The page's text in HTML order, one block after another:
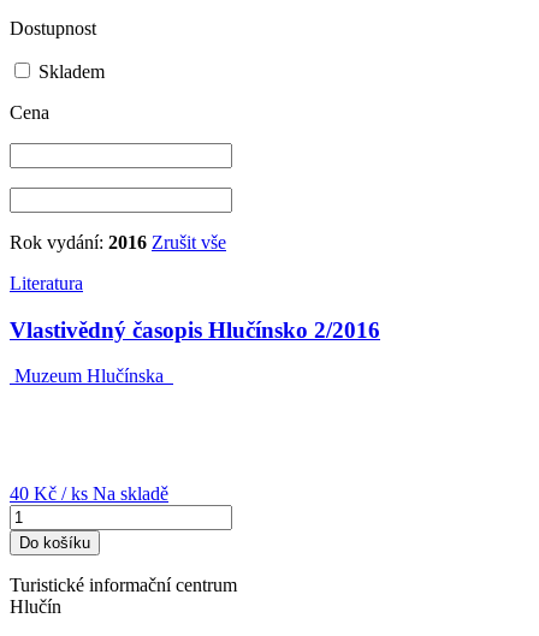
Dostupnost
Skladem
Cena
Rok vydání: 2016 Zrušit vše
Literatura
Vlastivědný časopis Hlučínsko 2/2016
Muzeum Hlučínska
40 Kč / ks Na skladě
Do košíku
Turistické informační centrum
Hlučín